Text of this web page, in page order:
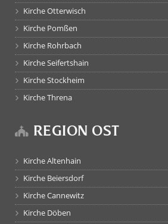
Kirche Otterwisch
Kirche Pomßen
Kirche Rohrbach
Kirche Seifertshain
Kirche Stockheim
Kirche Threna
REGION OST
Kirche Altenhain
Kirche Beiersdorf
Kirche Cannewitz
Kirche Döben